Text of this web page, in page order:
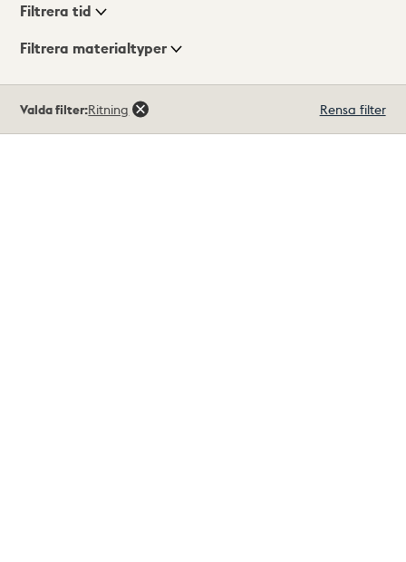
Visningsläge
Filtrera tid
Filtrera materialtyper
träffar
Valda filter:Ritning Rensa filter